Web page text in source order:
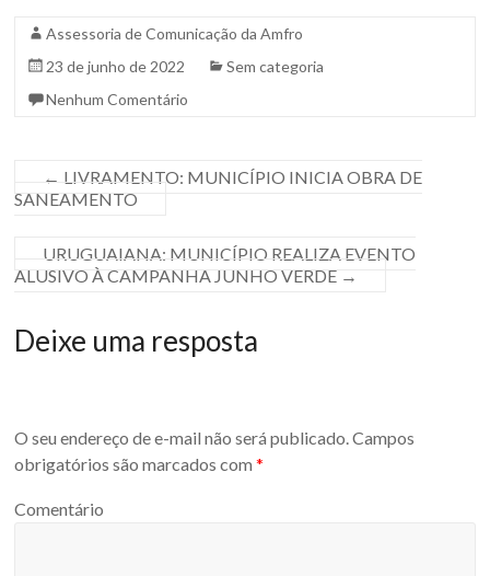
Assessoria de Comunicação da Amfro
23 de junho de 2022
Sem categoria
Nenhum Comentário
← LIVRAMENTO: MUNICÍPIO INICIA OBRA DE
SANEAMENTO
URUGUAIANA: MUNICÍPIO REALIZA EVENTO
ALUSIVO À CAMPANHA JUNHO VERDE →
Deixe uma resposta
O seu endereço de e-mail não será publicado. Campos
obrigatórios são marcados com*
Comentário